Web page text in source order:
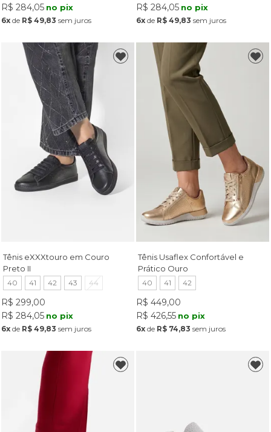
R$ 284,05 no pix
6xde R$ 49,83 sem juros
R$ 284,05 no pix
6x de R$ 49,83 sem juros
Tênis eXXXtouro em Couro
Preto II
40 41 42 43 44
R$ 299,00
R$ 284,05 no pix
6xde R$ 49,83 sem juros
Tênis Usaflex Confortável e
Prático Ouro
40 41 42
R$ 449,00
R$ 426,55 no pix
6x de R$ 74,83 sem juros